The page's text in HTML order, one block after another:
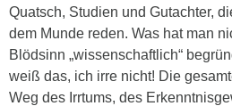
Quatsch, Studien und Gutachter,
dem Munde reden. Was hat man
Blödsinn „wissenschaftlich“
weiß das, ich irre nicht! Die
Weg des Irrtums, des